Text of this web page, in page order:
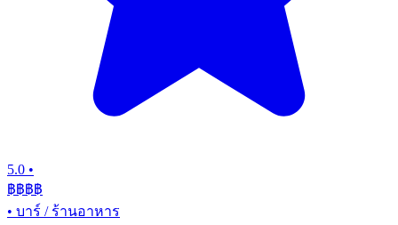
5.0 •
฿฿฿฿
• บาร์ / ร้านอาหาร